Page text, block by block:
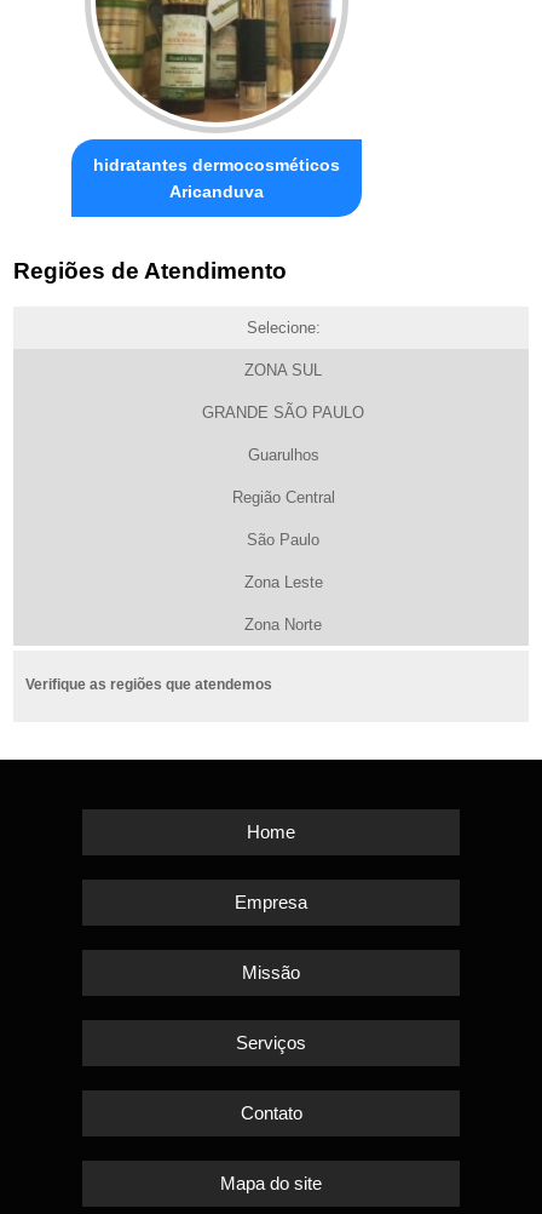
hidratantes dermocosméticos
Aricanduva
Regiões de Atendimento
Selecione:
ZONA SUL
GRANDE SÃO PAULO
Guarulhos
Região Central
São Paulo
Zona Leste
Zona Norte
Verifique as regiões que atendemos
Home
Empresa
Missão
Serviços
Contato
Mapa do site